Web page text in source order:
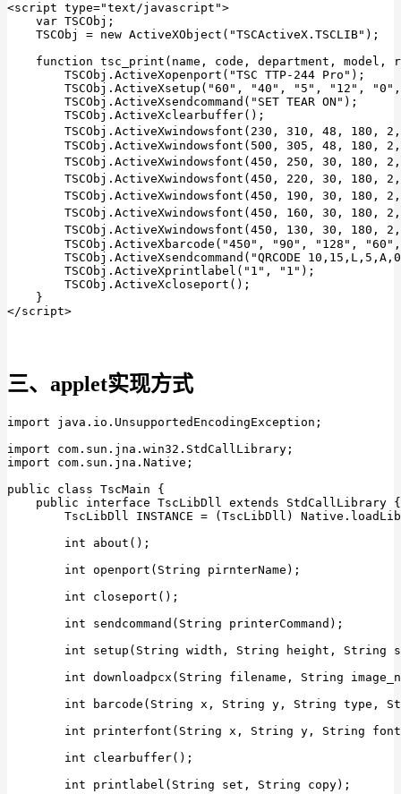
<script type="text/javascript">
var TSCObj;
TSCObj = new ActiveXObject("TSCActiveX.TSCLIB");
function tsc_print(name, code, department, model,
TSCObj.ActiveXopenport("TSC TTP-244 Pro");
TSCObj.ActiveXsetup("60", "40", "5", "12",
TSCObj.ActiveXsendcommand("SET TEAR ON");
TSCObj.ActiveXclearbuffer();
TSCObj.ActiveXwindowsfont(230, 310, 48, 180, 2,
TSCObj.ActiveXwindowsfont(500, 305, 48, 180, 2, 1,
TSCObj.ActiveXwindowsfont(450, 250, 30, 180, 2,
TSCObj.ActiveXwindowsfont(450, 220, 30, 180, 2,
TSCObj.ActiveXwindowsfont(450, 190, 30, 180, 2,
TSCObj.ActiveXwindowsfont(450, 160, 30, 180, 2,
TSCObj.ActiveXwindowsfont(450, 130, 30, 180, 2,
TSCObj.ActiveXbarcode("450", "90", "128", "60",
TSCObj.ActiveXsendcommand("QRCODE
TSCObj.ActiveXprintlabel("1", "1");
TSCObj.ActiveXcloseport();
}
</script>
三、applet实现方式
import java.io.UnsupportedEncodingException;
import com.sun.jna.win32.StdCallLibrary;
import com.sun.jna.Native;
public class TscMain {
public interface TscLibDll extends StdCallLibrary {
TscLibDll INSTANCE = (TscLibDll)
int about();
int openport(String pirnterName);
int closeport();
int sendcommand(String printerCommand);
int setup(String width, String height, String
int downloadpcx(String filename, String
int barcode(String x, String y, String type,
int printerfont(String x, String y, String
int clearbuffer();
int printlabel(String set, String copy);